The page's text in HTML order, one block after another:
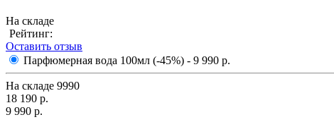
На складе
Рейтинг:
Оставить отзыв
Парфюмерная вода 100мл (-45%) - 9 990 р.
На складе 9990
18 190 р.
9 990 р.